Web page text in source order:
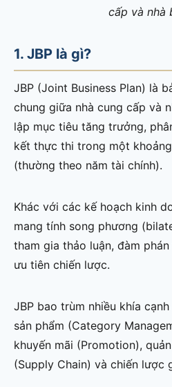
cấp và nhà
1. JBP là gì?
JBP (Joint Business Plan) là
chung giữa nhà cung cấp và
lập mục tiêu tăng trưởng,
kết thực thi trong một
(thường theo năm tài chính).
Khác với các kế hoạch kinh
mang tính song phương
tham gia thảo luận, đàm
ưu tiên chiến lược.
JBP bao trùm nhiều khía
sản phẩm (Category
khuyến mãi (Promotion),
(Supply Chain) và chiến lược